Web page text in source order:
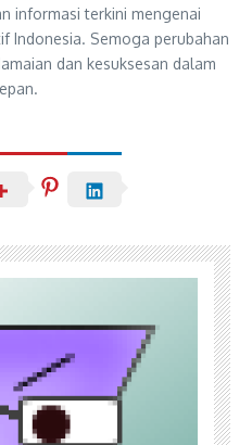
informasi terkini mengenai
Indonesia. Semoga perubahan
dan kesuksesan dalam